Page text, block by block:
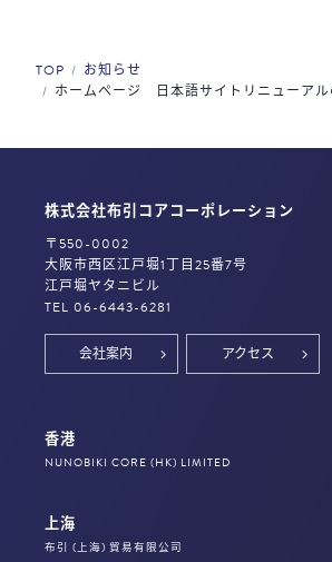
TOP
お知らせ
ホームページ 日本語サイトリニューアル
株式会社布引コアコーポレーション
〒550-0002
大阪市西区江戸堀1丁目25番7号
江戸堀ヤタニビル
TEL 06-6443-6281
会社案内 アクセス
香港
NUNOBIKI CORE (HK) LIMITED
上海
布引 (上海) 貿易有限公司